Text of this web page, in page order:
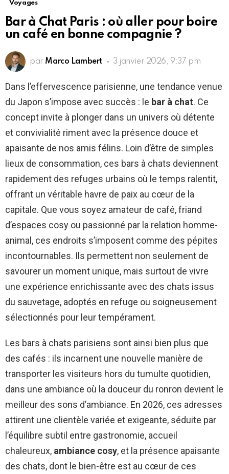
Voyages
Bar à Chat Paris : où aller pour boire
un café en bonne compagnie ?
par Marco Lambert 3 janvier 2026, 9:37 pm
Dans l’effervescence parisienne, une tendance venue
du Japon s’impose avec succès : le bar à chat. Ce
concept invite à plonger dans un univers où détente
et convivialité riment avec la présence douce et
apaisante de nos amis félins. Loin d’être de simples
lieux de consommation, ces bars à chats deviennent
rapidement des refuges urbains où le temps ralentit,
offrant un véritable havre de paix au cœur de la
capitale. Que vous soyez amateur de café, friand
d’espaces cosy ou passionné par la relation homme-
animal, ces endroits s’imposent comme des pépites
incontournables. Ils permettent non seulement de
savourer un moment unique, mais surtout de vivre
une expérience enrichissante avec des chats issus
du sauvetage, adoptés en refuge ou soigneusement
sélectionnés pour leur tempérament.
Les bars à chats parisiens sont ainsi bien plus que
des cafés : ils incarnent une nouvelle manière de
transporter les visiteurs hors du tumulte quotidien,
dans une ambiance où la douceur du ronron devient le
meilleur des sons d’ambiance. En 2026, ces adresses
attirent une clientèle variée et exigeante, séduite par
l’équilibre subtil entre gastronomie, accueil
chaleureux, ambiance cosy, et la présence apaisante
des chats, dont le bien-être est au cœur de ces